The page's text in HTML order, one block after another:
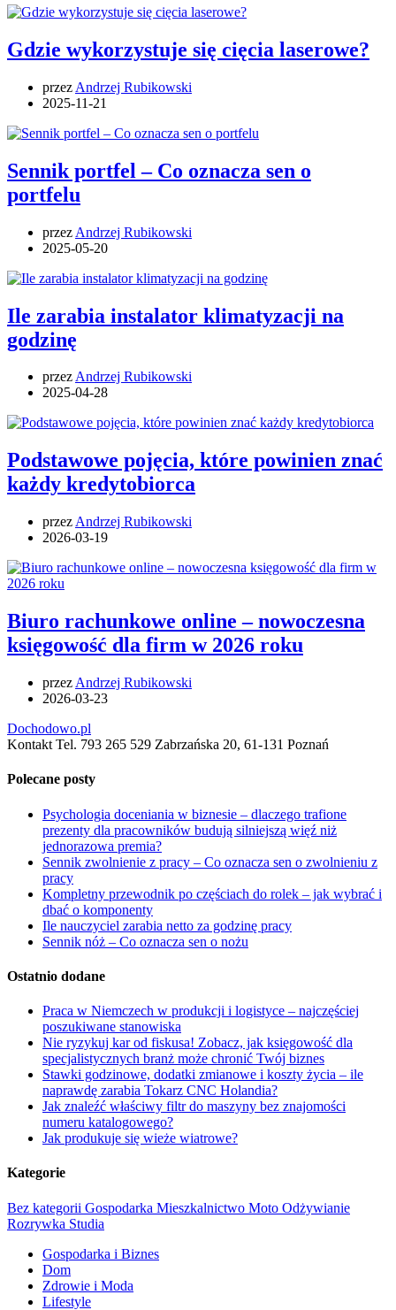
Gdzie wykorzystuje się cięcia laserowe?
przez Andrzej Rubikowski
2025-11-21
Sennik portfel – Co oznacza sen o
portfelu
przez Andrzej Rubikowski
2025-05-20
Ile zarabia instalator klimatyzacji na
godzinę
przezAndrzej Rubikowski
2025-04-28
Podstawowe pojęcia, które powinien znać
każdy kredytobiorca
przez Andrzej Rubikowski
2026-03-19
Biuro rachunkowe online – nowoczesna
księgowość dla firm w 2026 roku
przez Andrzej Rubikowski
2026-03-23
Dochodowo.pl
Kontakt Tel. 793 265 529 Zabrzańska 20, 61-131 Poznań
Polecane posty
Psychologia doceniania w biznesie – dlaczego trafione
prezenty dla pracowników budują silniejszą więź niż
jednorazowa premia?
Sennik zwolnienie z pracy – Co oznacza sen o zwolnieniu z
pracy
Kompletny przewodnik po częściach do rolek – jak wybrać i
dbać o komponenty
Ile nauczyciel zarabia netto za godzinę pracy
Sennik nóż – Co oznacza sen o nożu
Ostatnio dodane
Praca w Niemczech w produkcji i logistyce – najczęściej
poszukiwane stanowiska
Nie ryzykuj kar od fiskusa! Zobacz, jak księgowość dla
specjalistycznych branż może chronić Twój biznes
Stawki godzinowe, dodatki zmianowe i koszty życia – ile
naprawdę zarabia Tokarz CNC Holandia?
Jak znaleźć właściwy filtr do maszyny bez znajomości
numeru katalogowego?
Jak produkuje się wieże wiatrowe?
Kategorie
Bez kategorii Gospodarka Mieszkalnictwo Moto Odżywianie
Rozrywka Studia
Gospodarka i Biznes
Dom
Zdrowie i Moda
Lifestyle